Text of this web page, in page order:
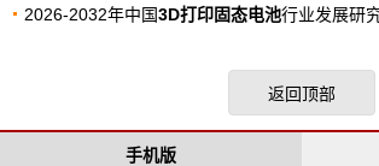
2026-2032年中国3D打印固态电池行业发展研
返回顶部
手机版